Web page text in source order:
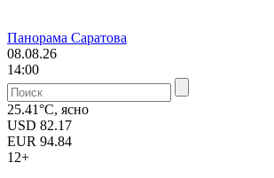
Панорама Саратова
08.08.26
14:00
25.41°C, ясно
USD 82.17
EUR 94.84
12+